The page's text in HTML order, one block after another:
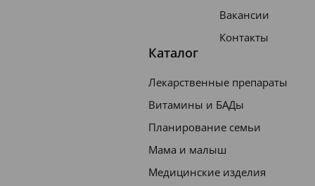
Вакансии
Контакты
Каталог
Лекарственные препараты
Витамины и БАДы
Планирование семьи
Мама и малыш
Медицинские изделия